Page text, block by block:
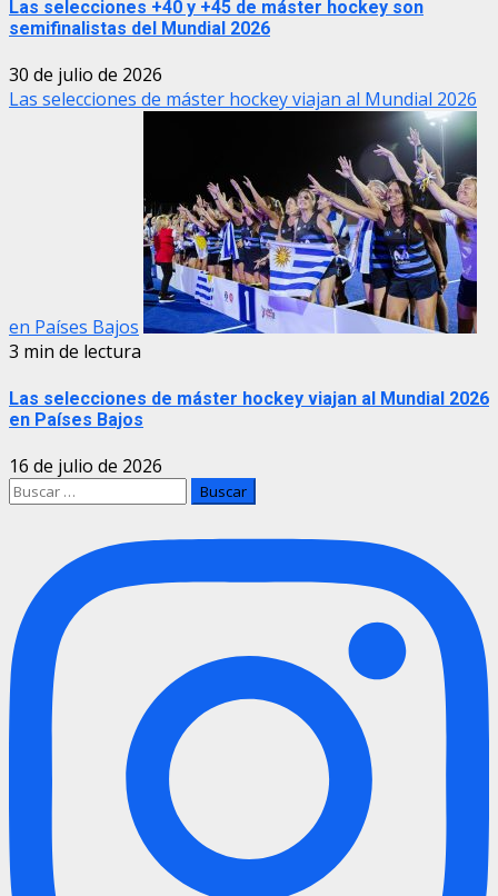
Las selecciones +40 y +45 de máster hockey son
semifinalistas del Mundial 2026
30 de julio de 2026
Las selecciones de máster hockey viajan al Mundial 2026
en Países Bajos
3 min de lectura
Las selecciones de máster hockey viajan al Mundial 2026
en Países Bajos
16 de julio de 2026
Buscar: